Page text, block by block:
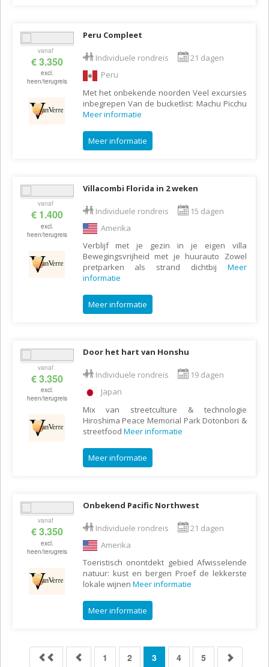
vanaf
€ 3.350
excl.
heen/terugreis
Peru Compleet
Individuele rondreis
21 dagen
Peru
Met het onbekende noorden Veel excursies
inbegrepen Van de bucketlist: Machu Picchu
Meer informatie
Meer informatie
vanaf
€ 1.400
excl.
heen/terugreis
Villacombi Florida in 2 weken
Individuele rondreis
15 dagen
Amerika
Verblijf met je gezin in je eigen villa
Bewegingsvrijheid met je huurauto Zowel
pretparken als strand dichtbij Meer
informatie
Meer informatie
vanaf
€ 3.350
excl.
heen/terugreis
Door het hart van Honshu
Individuele rondreis
19 dagen
Japan
Mix van streetculture & technologie
Hiroshima Peace Memorial Park Dotonbori &
streetfood Meer informatie
Meer informatie
vanaf
€ 3.350
excl.
heen/terugreis
Onbekend Pacific Northwest
Individuele rondreis
21 dagen
Amerika
Toeristisch onontdekt gebied Afwisselende
natuur: kust en bergen Proef de lekkerste
lokale wijnen Meer informatie
Meer informatie
1 2 3 4 5